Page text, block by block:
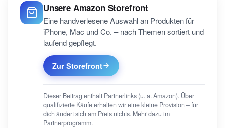
Unsere Amazon Storefront
Eine handverlesene Auswahl an Produkten für
iPhone, Mac und Co. – nach Themen sortiert und
laufend gepflegt.
Zur Storefront
Dieser Beitrag enthält Partnerlinks (u. a. Amazon). Über
qualifizierte Käufe erhalten wir eine kleine Provision – für
dich ändert sich am Preis nichts. Mehr dazu im
Partnerprogramm.